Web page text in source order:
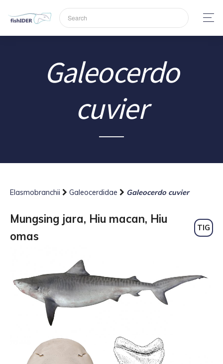
Galeocerdo
cuvier
Elasmobranchii Galeocerdidae Galeocerdo cuvier
Mungsing jara, Hiu macan, Hiu
omas
TIG